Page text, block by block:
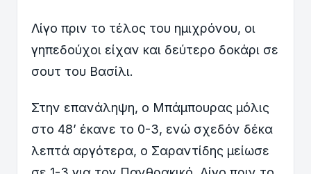
Λίγο πριν το τέλος του ημιχρόνου, οι
γηπεδούχοι είχαν και δεύτερο δοκάρι σε
σουτ του Βασίλι.
Στην επανάληψη, ο Μπάμπουρας μόλις
στο 48’ έκανε το 0-3, ενώ σχεδόν δέκα
λεπτά αργότερα, ο Σαραντίδης μείωσε